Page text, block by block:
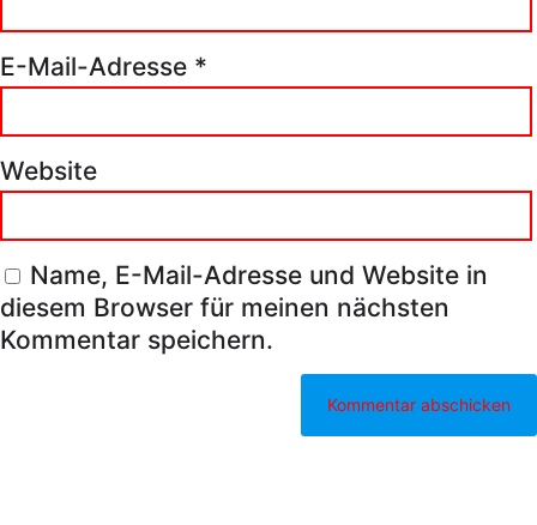
E-Mail-Adresse *
Website
Name, E-Mail-Adresse und Website in
diesem Browser für meinen nächsten
Kommentar speichern.